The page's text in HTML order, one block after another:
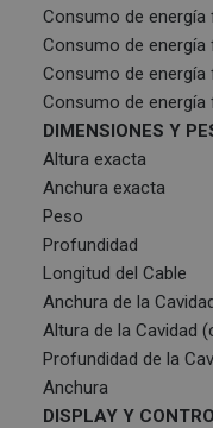
Consumo de energía
Consumo de energía
Consumo de energía
Consumo de energía
DIMENSIONES Y
Altura exacta
Anchura exacta
Peso
Profundidad
Longitud del Cable
Anchura de la
Altura de la Cavidad
Profundidad de la
Anchura
DISPLAY Y